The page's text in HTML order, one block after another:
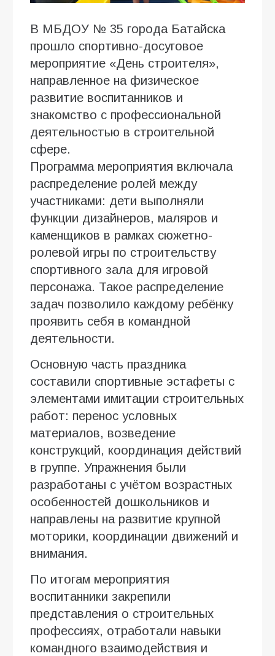
В МБДОУ № 35 города Батайска
прошло спортивно-досуговое
мероприятие «День строителя»,
направленное на физическое
развитие воспитанников и
знакомство с профессиональной
деятельностью в строительной
сфере.
Программа мероприятия включала
распределение ролей между
участниками: дети выполняли
функции дизайнеров, маляров и
каменщиков в рамках сюжетно-
ролевой игры по строительству
спортивного зала для игровой
персонажа. Такое распределение
задач позволило каждому ребёнку
проявить себя в командной
деятельности.
Основную часть праздника
составили спортивные эстафеты с
элементами имитации строительных
работ: перенос условных
материалов, возведение
конструкций, координация действий
в группе. Упражнения были
разработаны с учётом возрастных
особенностей дошкольников и
направлены на развитие крупной
моторики, координации движений и
внимания.
По итогам мероприятия
воспитанники закрепили
представления о строительных
профессиях, отработали навыки
командного взаимодействия и